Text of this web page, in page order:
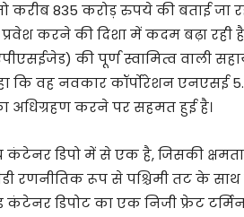
835 करोड़ रुपये की बताई जा
करने की दिशा में कदम बढ़ा रही
की पूर्ण स्वामित्व वाली
कि वह नवकार कॉर्पोरेशन एनएसई
अधिग्रहण करने पर सहमत हुई है।
डिपो में से एक है, जिसकी
रणनीतिक रूप से पश्चिमी तट के साथ
कंटेनर डिपोट का एक निजी फ्रेट